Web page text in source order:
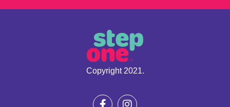
Copyright 2021.